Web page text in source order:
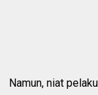
Namun, niat